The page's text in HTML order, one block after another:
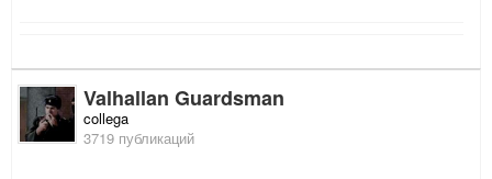
Valhallan Guardsman
collega
3719 публикаций